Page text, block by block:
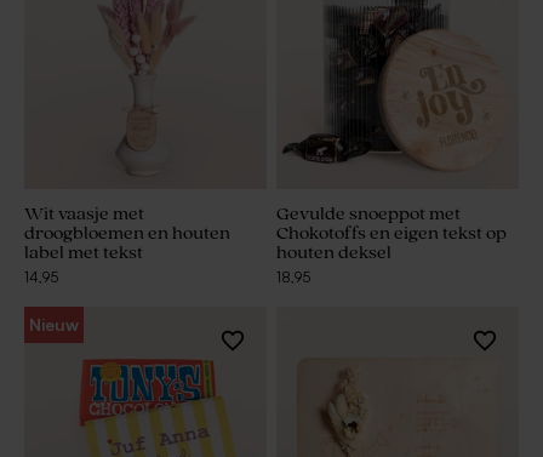
Wit vaasje met
droogbloemen en houten
label met tekst
14,95
Gevulde snoeppot met
Chokotoffs en eigen tekst op
houten deksel
18,95
Nieuw